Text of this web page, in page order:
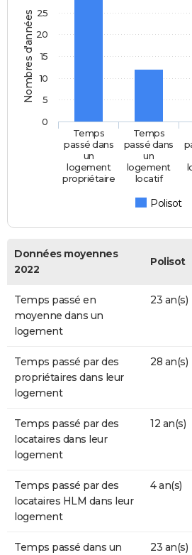
Nombres d'années
Polisot
Temps
passé dans
un
logement
propriétaire
Temps
passé dans
un
logement
locatif
0
5
10
15
20
25
Données moyennes
2022
Polisot
Temps passé en
moyenne dans un
logement
23 an(s)
Temps passé par des
propriétaires dans leur
logement
28 an(s)
Temps passé par des
locataires dans leur
logement
12 an(s)
Temps passé par des
locataires HLM dans leur
logement
4 an(s)
Temps passé dans un
23 an(s)